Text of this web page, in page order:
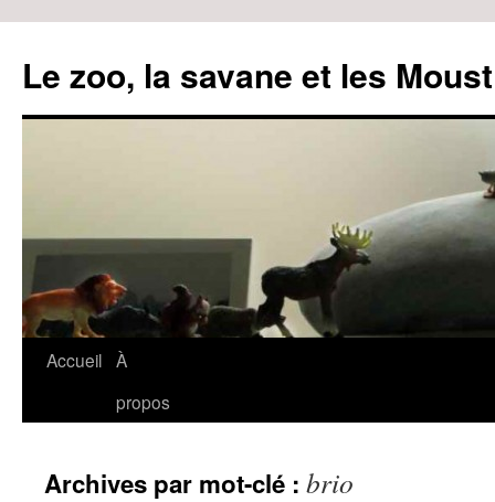
Le zoo, la savane et les
Aller
Accueil À
propos
Archives par mot-clé : brio